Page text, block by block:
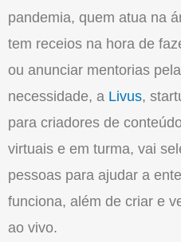
pandemia, quem atua na
tem receios na hora de
ou anunciar mentorias
necessidade, a Livus,
para criadores de
virtuais e em turma, vai
pessoas para ajudar a
funciona, além de criar e
ao vivo.